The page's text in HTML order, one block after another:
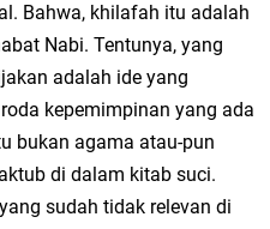
Bahwa, khilafah itu adalah
Nabi. Tentunya, yang
adalah ide yang
kepemimpinan yang ada
bukan agama atau-pun
di dalam kitab suci.
sudah tidak relevan di